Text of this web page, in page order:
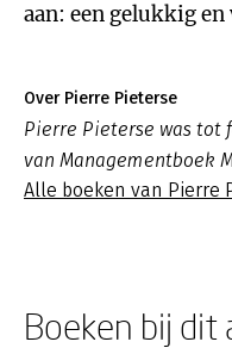
aan: een gelukkig
Over Pierre Pieterse
Pierre Pieterse was tot
van Managementboek
Alle boeken van Pierre
Boeken bij dit